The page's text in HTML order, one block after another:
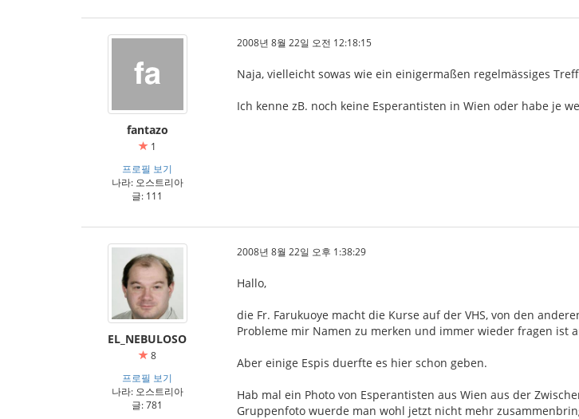
fantazo
1
프로필 보기
나라: 오스트리아
글: 111
2008년 8월 22일 오전 12:18:15
Naja, vielleicht sowas wie ein einigermaßen regelmässiges
Ich kenne zB. noch keine Esperantisten in Wien oder habe je
EL_NEBULOSO
8
프로필 보기
나라: 오스트리아
글: 781
2008년 8월 22일 오후 1:38:29
Hallo,
die Fr. Farukuoye macht die Kurse auf der VHS, von den
Probleme mir Namen zu merken und immer wieder fragen ist
Aber einige Espis duerfte es hier schon geben.
Hab mal ein Photo von Esperantisten aus Wien aus der
Gruppenfoto wuerde man wohl jetzt nicht mehr